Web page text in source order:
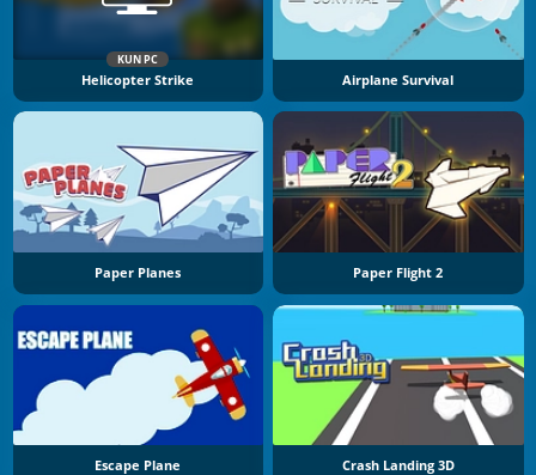
KUN PC
Helicopter Strike Airplane Survival
Paper Planes Paper Flight 2
Escape Plane Crash Landing 3D